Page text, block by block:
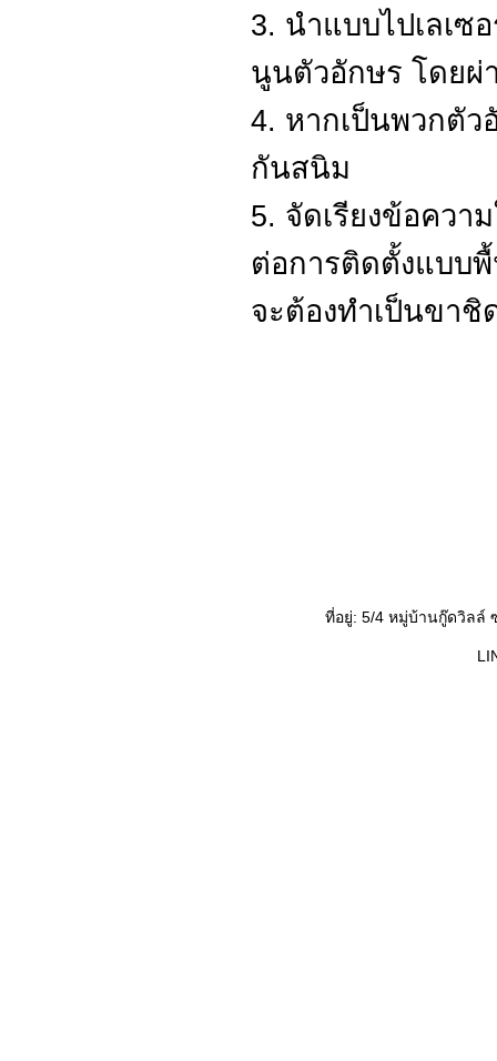
3. นำแบบไปเลเ
นูนตัวอักษร โดยผ่
4. หากเป็นพวกตัว
กันสนิม
5. จัดเรียงข้อควา
ต่อการติดตั้งแบบ
จะต้องทำเป็นขา
ที่อยู่: 5/4 หมู่บ้านกู๊ดวิลล์